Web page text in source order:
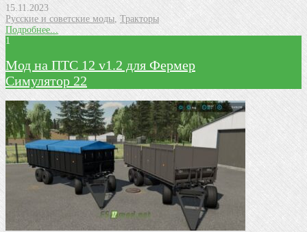
15.11.2023
Русские и советские моды Тракторы
Подробнее...
1
Мод на ПТС 12 v1.2 для Фермер
Симулятор 22